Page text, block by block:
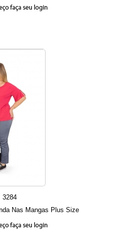
3284
Nas Mangas Plus Size